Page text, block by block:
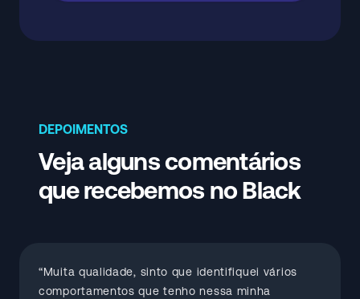
DEPOIMENTOS
Veja alguns comentários
que recebemos no Black
“Muita qualidade, sinto que identifiquei vários
comportamentos que tenho nessa minha